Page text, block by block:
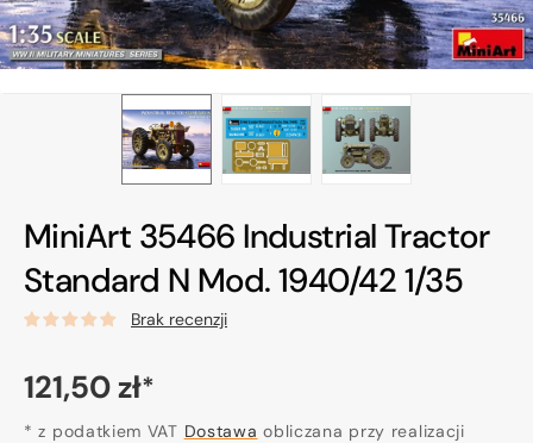
MiniArt 35466 Industrial Tractor
Standard N Mod. 1940/42 1/35
Brak recenzji
Cena
regularna
121,50 zł*
* z podatkiem VAT Dostawa obliczana przy realizacji